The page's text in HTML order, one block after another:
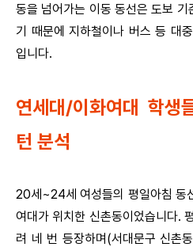
동을 넘어가는 이동 동선은 도보 기
기 때문에 지하철이나 버스 등 대
입니다.
연세대/이화여대 학생
턴 분석
20세~24세 여성들의 평일아침 동
여대가 위치한 신촌동이었습니다.
려 네 번 등장하며(서대문구 신촌